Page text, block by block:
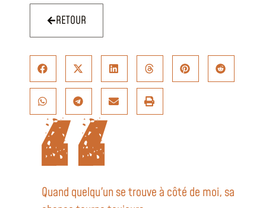
RETOUR
Quand quelqu'un se trouve à côté de moi, sa